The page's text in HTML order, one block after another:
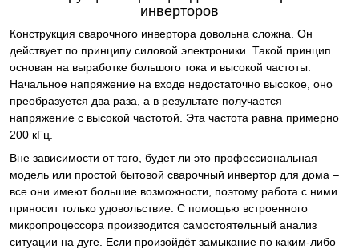
инверторов
Конструкция сварочного инвертора довольна сложна. Он
действует по принципу силовой электроники. Такой принцип
основан на выработке большого тока и высокой частоты.
Начальное напряжение на входе недостаточно высокое, оно
преобразуется два раза, а в результате получается
напряжение с высокой частотой. Эта частота равна примерно
200 кГц.
Вне зависимости от того, будет ли это профессиональная
модель или простой бытовой сварочный инвертор для дома –
все они имеют большие возможности, поэтому работа с ними
приносит только удовольствие. С помощью встроенного
микропроцессора производится самостоятельный анализ
ситуации на дуге. Если произойдёт замыкание по каким-либо